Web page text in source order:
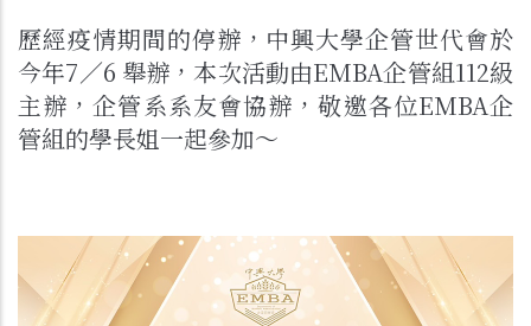
歷經疫情期間的停辦，中興大學企管世代會於
今年7／6 舉辦，本次活動由EMBA企管組112級
主辦，企管系系友會協辦，敬邀各位EMBA企
管組的學長姐一起參加～